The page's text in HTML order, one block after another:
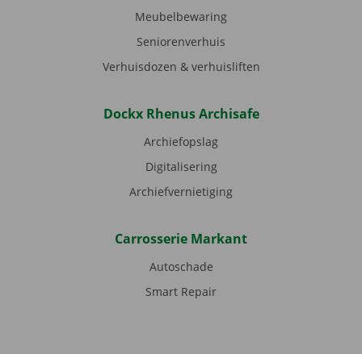
Meubelbewaring
Seniorenverhuis
Verhuisdozen & verhuisliften
Dockx Rhenus Archisafe
Archiefopslag
Digitalisering
Archiefvernietiging
Carrosserie Markant
Autoschade
Smart Repair